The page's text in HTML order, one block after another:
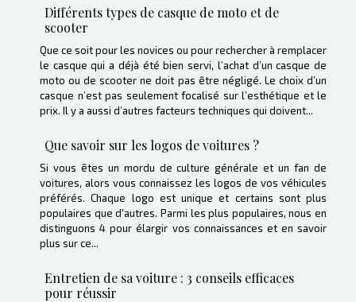
Différents types de casque de moto et de
scooter
Que ce soit pour les novices ou pour rechercher à remplacer
le casque qui a déjà été bien servi, l’achat d’un casque de
moto ou de scooter ne doit pas être négligé. Le choix d’un
casque n’est pas seulement focalisé sur l’esthétique et le
prix. Il y a aussi d’autres facteurs techniques qui doivent...
Que savoir sur les logos de voitures ?
Si vous êtes un mordu de culture générale et un fan de
voitures, alors vous connaissez les logos de vos véhicules
préférés. Chaque logo est unique et certains sont plus
populaires que d'autres. Parmi les plus populaires, nous en
distinguons 4 pour élargir vos connaissances et en savoir
plus sur ce...
Entretien de sa voiture : 3 conseils efficaces
pour réussir